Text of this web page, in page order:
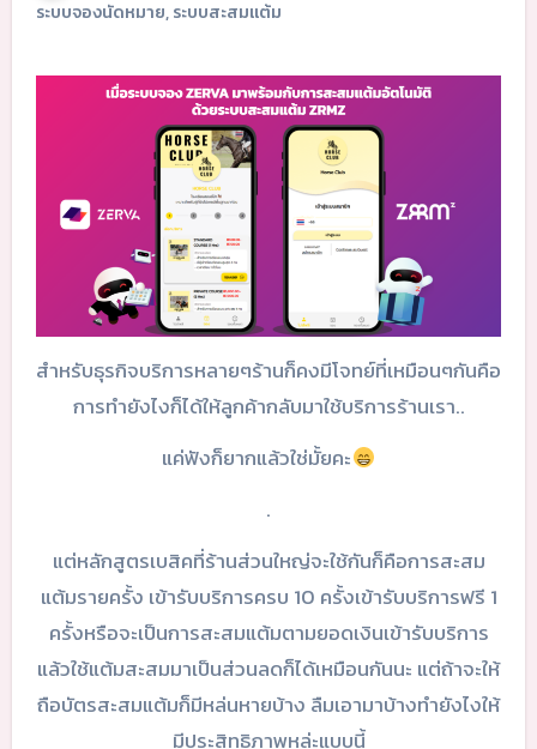
ระบบจองนัดหมาย,ระบบสะสมแต้ม
สำหรับธุรกิจบริการหลายๆร้านก็คงมีโจทย์ที่เหมือนๆกันคือ
การทำยังไงก็ได้ให้ลูกค้ากลับมาใช้บริการร้านเรา..
แค่ฟังก็ยากแล้วใช่มั้ยคะ
.
แต่หลักสูตรเบสิคที่ร้านส่วนใหญ่จะใช้กันก็คือการสะสม
แต้มรายครั้ง เข้ารับบริการครบ 10 ครั้งเข้ารับบริการฟรี 1
ครั้งหรือจะเป็นการสะสมแต้มตามยอดเงินเข้ารับบริการ
แล้วใช้แต้มสะสมมาเป็นส่วนลดก็ได้เหมือนกันนะ แต่ถ้าจะให้
ถือบัตรสะสมแต้มก็มีหล่นหายบ้าง ลืมเอามาบ้างทำยังไงให้
มีประสิทธิภาพหล่ะแบบนี้